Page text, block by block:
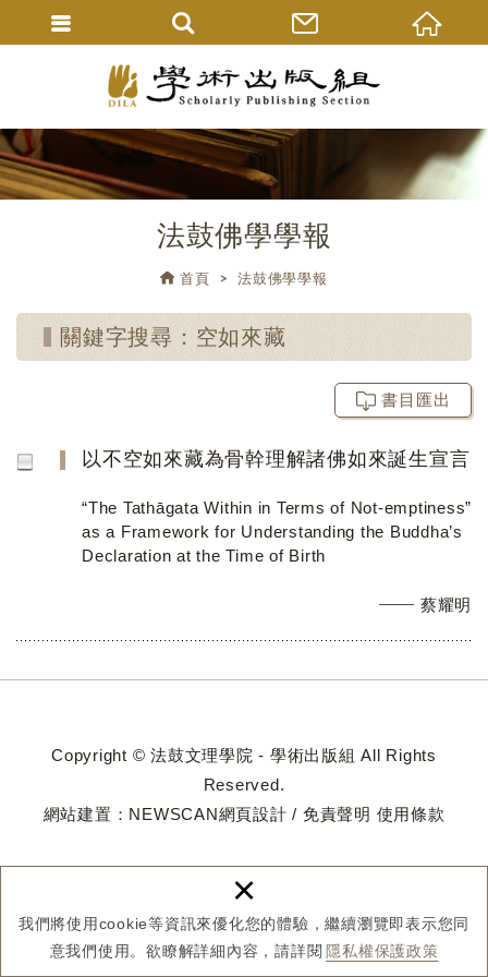
我們將使用cookie等資訊來優化您的體驗，繼續瀏覽即表示您同
意我們使用。欲瞭解詳細內容，請詳閱 隱私權保護政策
×
法鼓佛學學報
首頁 法鼓佛學學報
關鍵字搜尋：空如來藏
書目匯出
以不空如來藏為骨幹理解諸佛如來誕生宣言
“The Tathāgata Within in Terms of Not-emptiness”
as a Framework for Understanding the Buddha’s
Declaration at the Time of Birth
蔡耀明
Copyright © 法鼓文理學院 - 學術出版組 All Rights
Reserved.
網站建置： NEWSCAN網頁設計 / 免責聲明 使用條款